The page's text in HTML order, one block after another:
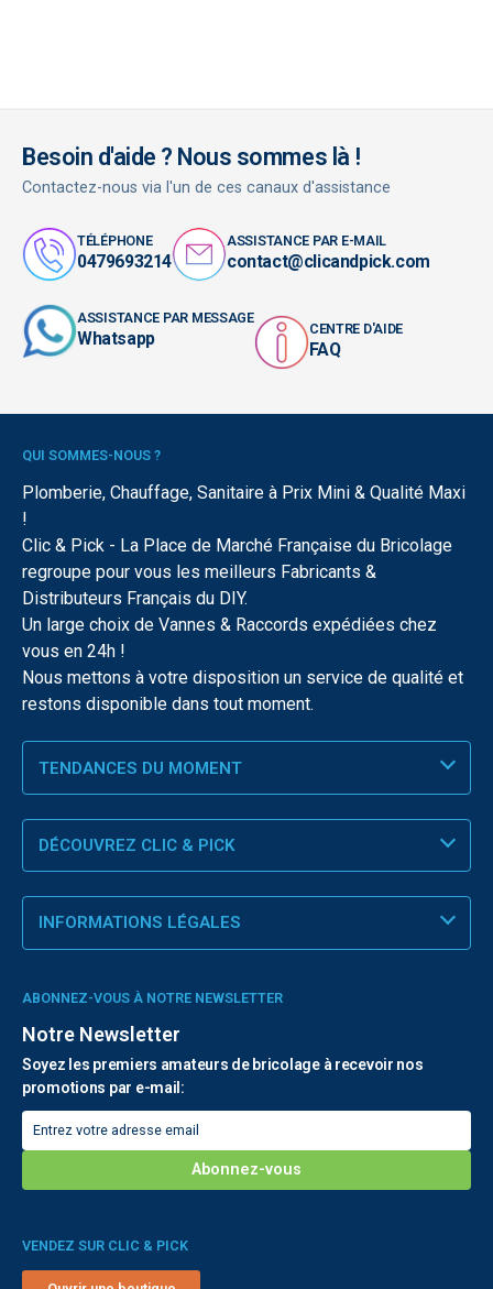
Besoin d'aide ? Nous sommes là !
Contactez-nous via l'un de ces canaux d'assistance
TÉLÉPHONE
0479693214
ASSISTANCE PAR E-MAIL
contact@clicandpick.com
ASSISTANCE PAR MESSAGE
Whatsapp CENTRE D'AIDE
FAQ
QUI SOMMES-NOUS ?
Plomberie, Chauffage, Sanitaire à Prix Mini & Qualité Maxi
!
Clic & Pick - La Place de Marché Française du Bricolage
regroupe pour vous les meilleurs Fabricants &
Distributeurs Français du DIY.
Un large choix de Vannes & Raccords expédiées chez
vous en 24h !
Nous mettons à votre disposition un service de qualité et
restons disponible dans tout moment.
TENDANCES DU MOMENT
DÉCOUVREZ CLIC & PICK
INFORMATIONS LÉGALES
ABONNEZ-VOUS À NOTRE NEWSLETTER
Notre Newsletter
Soyez les premiers amateurs de bricolage à recevoir nos
promotions par e-mail:
VENDEZ SUR CLIC & PICK